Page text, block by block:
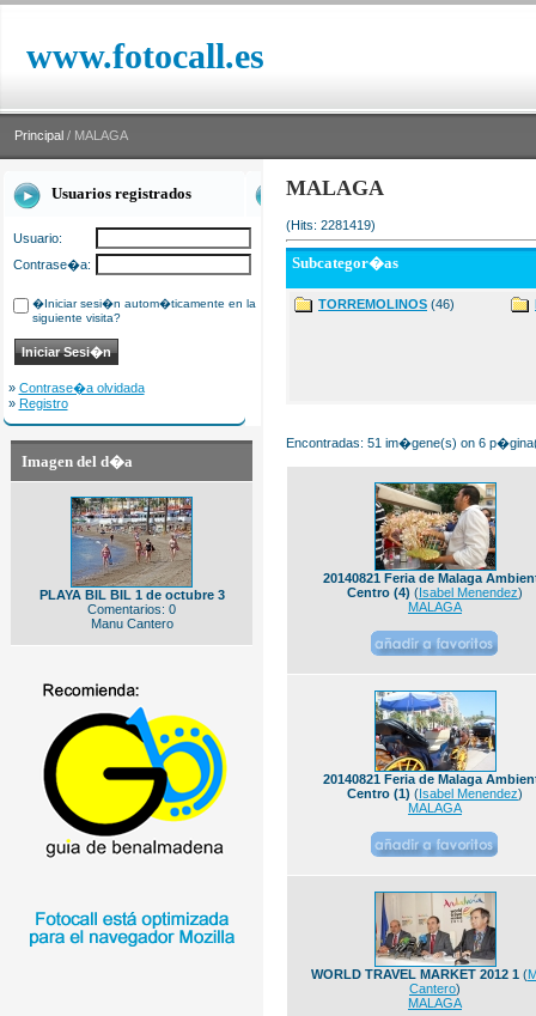
www.fotocall.es
Principal / MALAGA
Usuarios registrados
Usuario:
Contrase�a:
�Iniciar sesi�n autom�ticamente en la
siguiente visita?
» Contrase�a olvidada
» Registro
Imagen del d�a
PLAYA BIL BIL 1 de octubre 3
Comentarios: 0
Manu Cantero
MALAGA
(Hits: 2281419)
Subcategor�as
TORREMOLINOS (46)
Encontradas: 51 im�gene(s) on 6
20140821 Feria de Malaga
Centro (4) (Isabel Menendez)
MALAGA
20140821 Feria de Malaga
Centro (1) (Isabel Menendez)
MALAGA
WORLD TRAVEL MARKET 2012 1(
Cantero)
MALAGA